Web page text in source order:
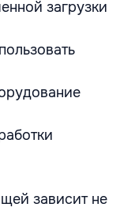
загрузки
зависит не